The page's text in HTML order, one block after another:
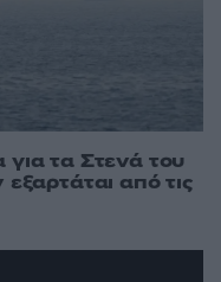
τα Στενά του
από τις